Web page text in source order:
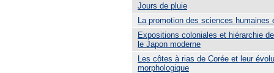
Jours de pluie
La promotion des sciences humaines
Expositions coloniales et hiérarchie
le Japon moderne
Les côtes à rias de Corée et leur
morphologique